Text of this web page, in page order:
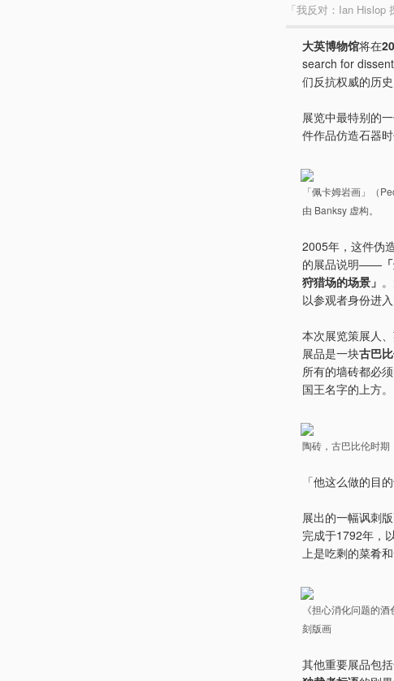
「我反对：Ian Hislop
大英博物馆将在
search for
们反抗权威的历
展览中最特别的
件作品仿造石器
「佩卡姆岩画」（
由 Banksy 虚构。
2005年，这件伪
的展品说明——
狩猎场的场景」
以参观者身份进
本次展览策展人
展品是一块古巴
所有的墙砖都必
国王名字的上方。
陶砖，古巴比伦时期
「他这么做的目
展出的一幅讽刺
完成于1792年，
上是吃剩的菜肴
《担心消化问题的
刻版画
其他重要展品包